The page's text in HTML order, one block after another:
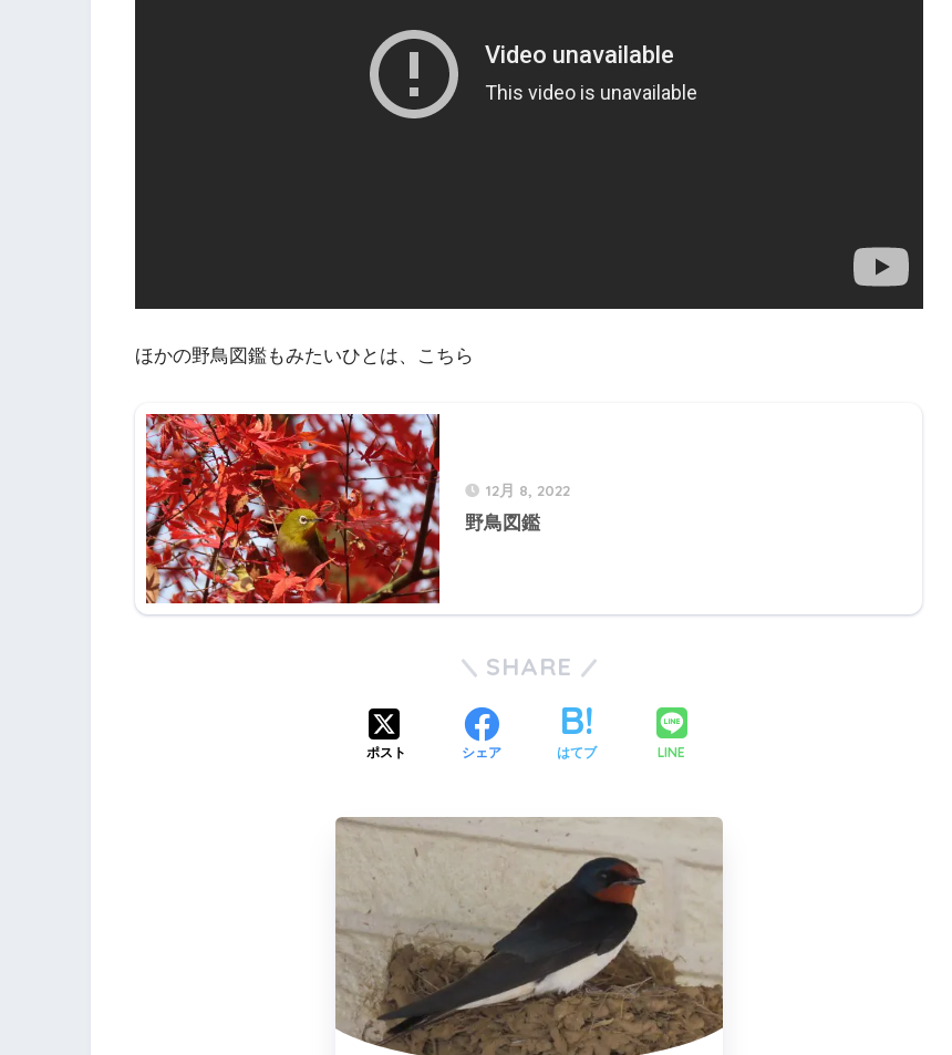
ほかの野鳥図鑑もみたいひとは、こちら
12月 8, 2022
野鳥図鑑
SHARE
ポスト シェア はてブ LINE